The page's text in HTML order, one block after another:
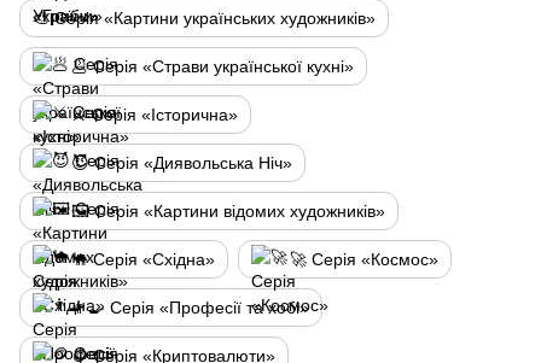
🎨 Серія «Картини українських художників»
🥟 Серія «Страви української кухні»
⚔️ Серія «Історична»
😈 Серія «Диявольська Ніч»
🖼️ Серія «Картини відомих художників»
🐪 Серія «Східна» 🚀 Серія «Космос»
👨‍🍳 Серія «Професії та хобі»
🪙 Серія «Криптовалюти»